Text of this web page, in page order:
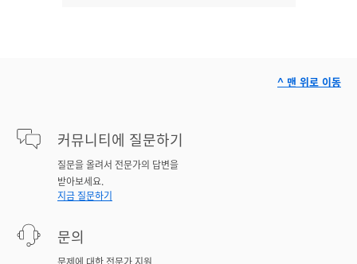
커뮤니티에 질문하기
질문을 올려서 전문가의 답변을
받아보세요.
지금 질문하기
문의
^ 맨 위로 이동